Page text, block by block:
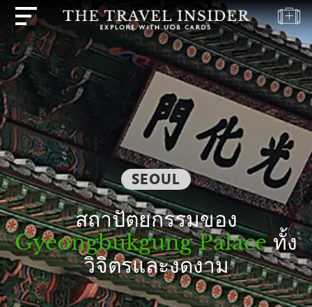
SEOUL
สถาปัตยกรรมของ
Gyeongbukgung Palaceทั้ง
วิจิตรและงดงาม
บ้าน
ไฮไลท์
แบบ
ทดสอบ
การ
เดิน
ทาง
ปลาย
ทาง
แรง
บันดาล
ใจ
ใน
การ